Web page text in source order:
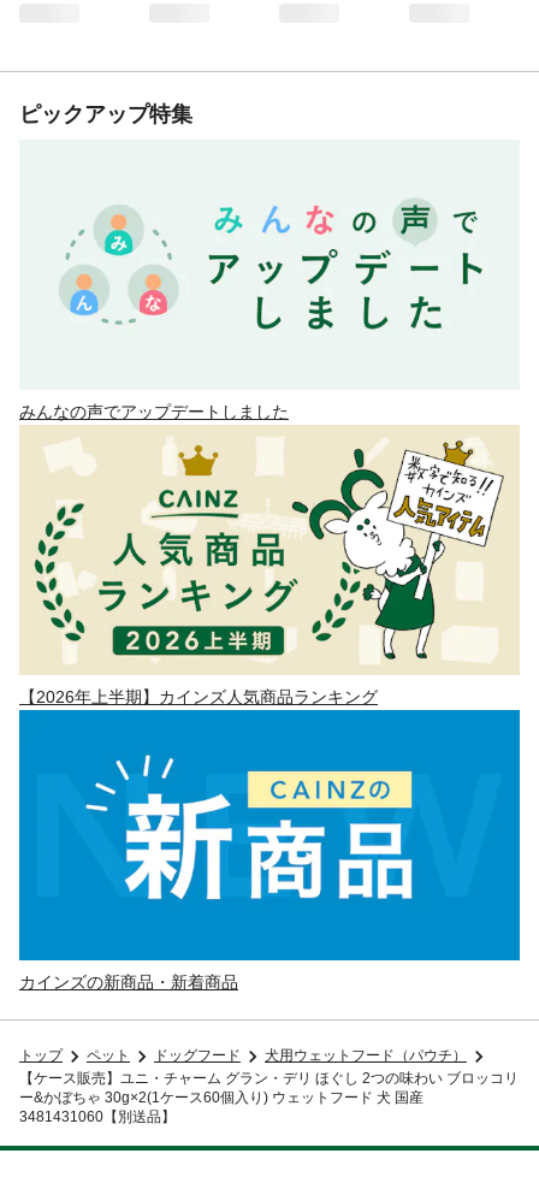
ピックアップ特集
みんなの声でアップデートしました
【2026年上半期】カインズ人気商品ランキング
カインズの新商品・新着商品
トップ ペット ドッグフード
犬用ウェットフード（パウチ）
【ケース販売】ユニ・チャーム グラン・デリ ほぐし 2つの味わい ブロッコリ
ー&かぼちゃ 30g×2(1ケース60個入り) ウェットフード 犬 国産
3481431060【別送品】